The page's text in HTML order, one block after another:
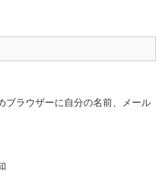
ブラウザーに自分の名前、メール